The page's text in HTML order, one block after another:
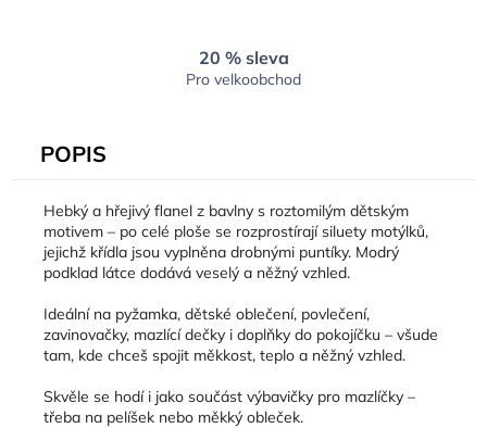
20 % sleva
Pro velkoobchod
POPIS
Hebký a hřejivý flanel z bavlny s roztomilým dětským
motivem – po celé ploše se rozprostírají siluety motýlků,
jejichž křídla jsou vyplněna drobnými puntíky. Modrý
podklad látce dodává veselý a něžný vzhled.
Ideální na pyžamka, dětské oblečení, povlečení,
zavinovačky, mazlící dečky i doplňky do pokojíčku – všude
tam, kde chceš spojit měkkost, teplo a něžný vzhled.
Skvěle se hodí i jako součást výbavičky pro mazlíčky –
třeba na pelíšek nebo měkký obleček.